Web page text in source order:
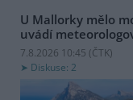
U Mallorky mělo
uvádí
7.8.2026 10:45 (ČTK)
Diskuse: 2